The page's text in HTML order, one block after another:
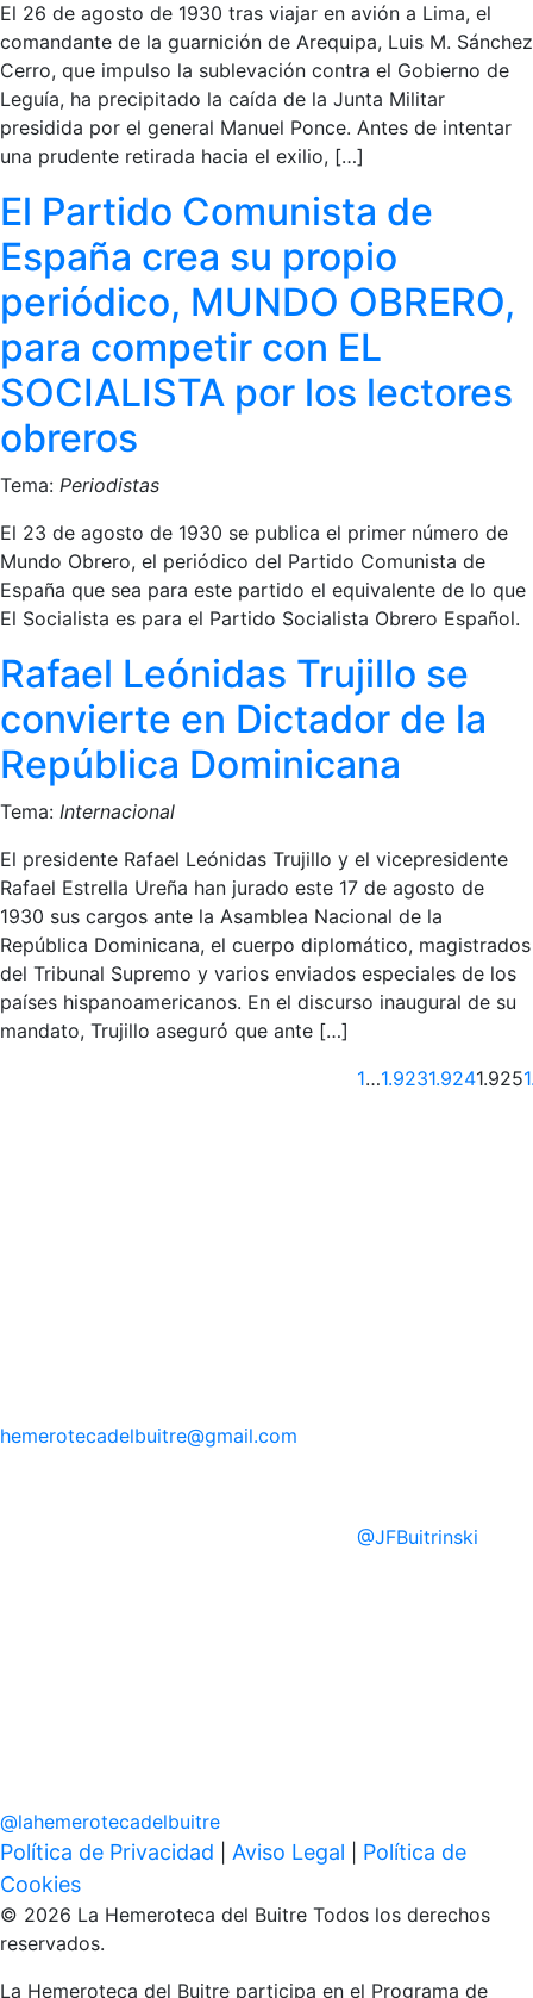
El 26 de agosto de 1930 tras viajar en avión a Lima, el
comandante de la guarnición de Arequipa, Luis M. Sánchez
Cerro, que impulso la sublevación contra el Gobierno de
Leguía, ha precipitado la caída de la Junta Militar
presidida por el general Manuel Ponce. Antes de intentar
una prudente retirada hacia el exilio, […]
El Partido Comunista de
España crea su propio
periódico, MUNDO OBRERO,
para competir con EL
SOCIALISTA por los lectores
obreros
Tema: Periodistas
El 23 de agosto de 1930 se publica el primer número de
Mundo Obrero, el periódico del Partido Comunista de
España que sea para este partido el equivalente de lo que
El Socialista es para el Partido Socialista Obrero Español.
Rafael Leónidas Trujillo se
convierte en Dictador de la
República Dominicana
Tema: Internacional
El presidente Rafael Leónidas Trujillo y el vicepresidente
Rafael Estrella Ureña han jurado este 17 de agosto de
1930 sus cargos ante la Asamblea Nacional de la
República Dominicana, el cuerpo diplomático, magistrados
del Tribunal Supremo y varios enviados especiales de los
países hispanoamericanos. En el discurso inaugural de su
mandato, Trujillo aseguró que ante […]
1…1.9231.9241.925
hemerotecadelbuitre@gmail.com
@JFBuitrinski
@lahemerotecadelbuitre
Política de Privacidad Aviso Legal
Política de
Cookies
© 2026 La Hemeroteca del Buitre Todos los derechos
reservados.
La Hemeroteca del Buitre participa en el Programa de